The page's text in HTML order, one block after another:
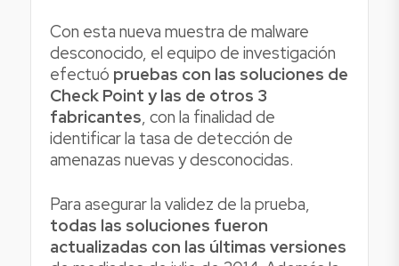
Con esta nueva muestra de malware
desconocido, el equipo de investigación
efectuó pruebas con las soluciones de
Check Point y las de otros 3
fabricantes, con la finalidad de
identificar la tasa de detección de
amenazas nuevas y desconocidas.
Para asegurar la validez de la prueba,
todas las soluciones fueron
actualizadas con las últimas versiones